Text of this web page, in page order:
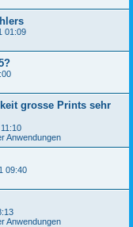
01:09
grosse Prints sehr
Anwendungen
09:40
Anwendungen